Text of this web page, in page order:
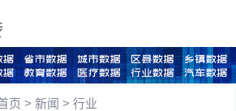
页 >新闻 >行业